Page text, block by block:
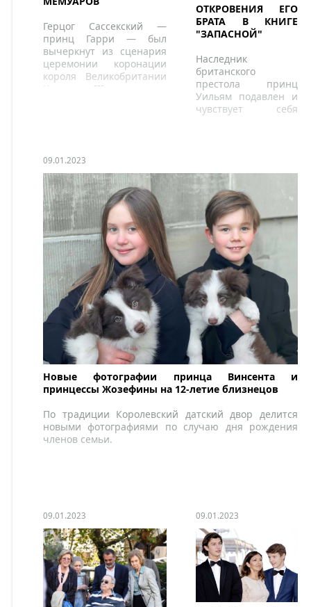
Герцог Сассекский —
принц Гарри — был
вычеркнут из сценария
церемонии коронации
короля Великобритании
Карла III, которая
ОТКРОВЕНИЯ ЕГО
БРАТА В КНИГЕ
"ЗАПАСНОЙ"
Наследник
британского
престола принц
Уильям подавлен и
чувствует себя
автобиографии
младшего брата,
сообщает Daily
Beast.
09.01.2023
Новые фотографии принца Винсента и
принцессы Жозефины на 12-летие близнецов
По традиции Королевский датский двор делится
новыми фотографиями по случаю дня рождения
членов семьи.
09.01.2023 09.01.2023